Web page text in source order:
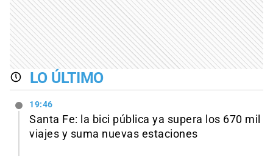
LO ÚLTIMO
19:46
Santa Fe: la bici pública ya supera los 670 mil
viajes y suma nuevas estaciones